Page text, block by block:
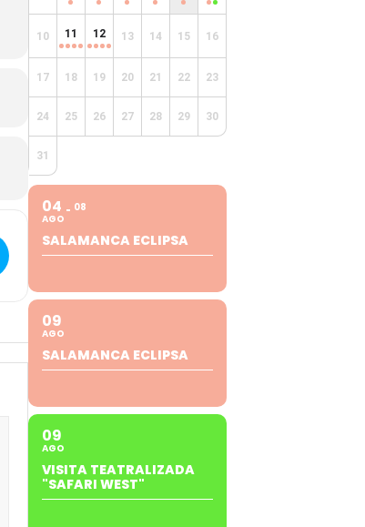
10 11 12 13 14 15 16
17 18 19 20 21 22 23
24 25 26 27 28 29 30
31
04
AGO
08
SALAMANCA ECLIPSA
09
AGO
SALAMANCA ECLIPSA
09
AGO
VISITA TEATRALIZADA
"SAFARI WEST"